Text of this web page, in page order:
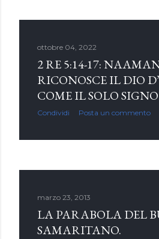
ottobre 04, 2022
2 RE 5:14-17:
RICONOSCE IL DIO
COME IL SOLO
Condividi Posta un commento
marzo 23, 2013
LA PARABOLA DEL
SAMARITANO.